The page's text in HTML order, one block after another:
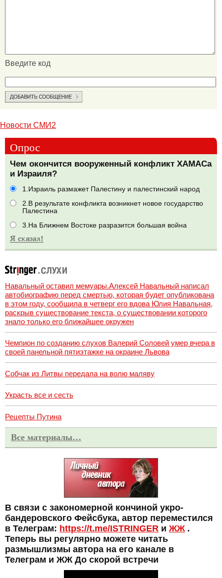
Введите код
Новости СМИ2
Опрос
Чем окончится вооруженный конфликт ХАМАСа
и Израиля?
1.Израиль размажет Палестину и палестинский народ
2.В результате конфликта возникнет новое государство
Палестина
3.На Ближнем Востоке разразится большая война
Навальный оставил мемуары.Алексей Навальный написал
автобиографию перед смертью, которая будет опубликована
в этом году, сообщила в четверг его вдова Юлия Навальная,
раскрыв существование текста, о существовании которого
знало только его ближайшее окружен
Чемпион по созданию слухов Валерий Соловей умер вчера в
своей панельной пятиэтажке на окраине Львова
Собчак из Литвы передала на волю маляву
Украсть все и сесть
Рецепты Путина
Все материалы…
В связи с закономерной кончиной укро-
бандеровского Фейсбука, автор переместился
в Телеграм: https://t.me/ISTRINGER и ЖЖ .
Теперь вы регулярно можете читать
размышлизмы автора на его канале в
Телеграм и ЖЖ До скорой встречи